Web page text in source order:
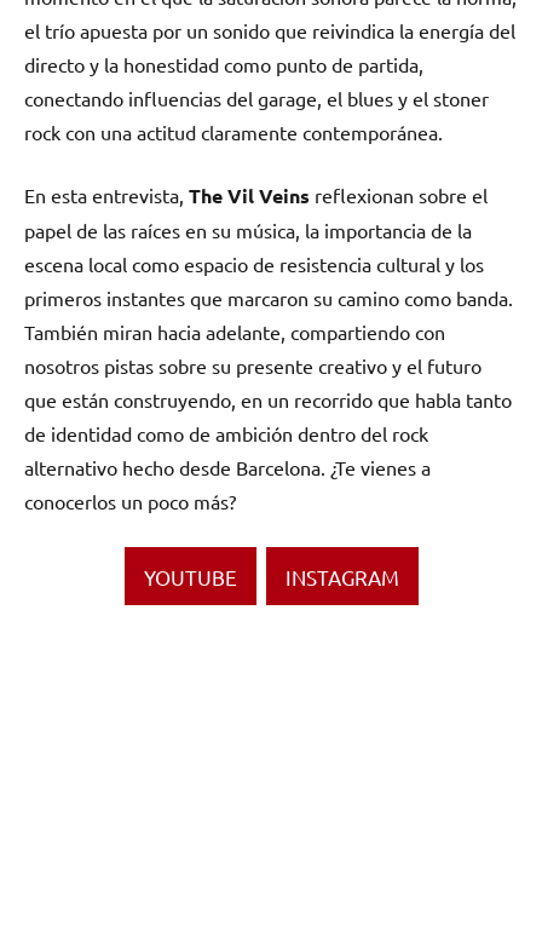
el trío apuesta por un sonido que reivindica la energía del
directo y la honestidad como punto de partida,
conectando influencias del garage, el blues y el stoner
rock con una actitud claramente contemporánea.
En esta entrevista, The Vil Veins reflexionan sobre el
papel de las raíces en su música, la importancia de la
escena local como espacio de resistencia cultural y los
primeros instantes que marcaron su camino como banda.
También miran hacia adelante, compartiendo con
nosotros pistas sobre su presente creativo y el futuro
que están construyendo, en un recorrido que habla tanto
de identidad como de ambición dentro del rock
alternativo hecho desde Barcelona. ¿Te vienes a
conocerlos un poco más?
YOUTUBE INSTAGRAM